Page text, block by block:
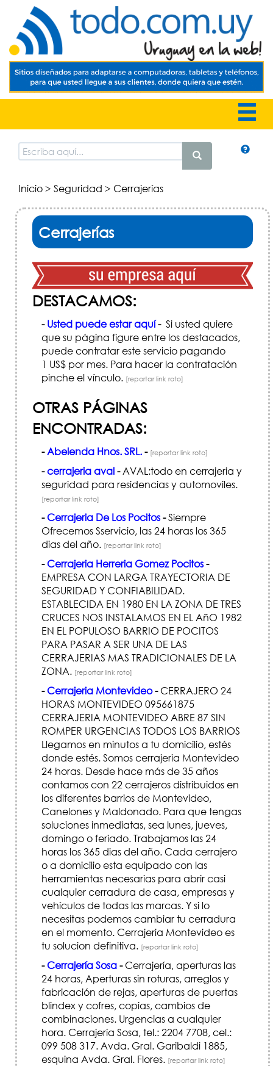
Inicio> Seguridad > Cerrajerías
Cerrajerías
DESTACAMOS:
- Usted puede estar aquí-Si usted quiere
que su página figure entre los destacados,
puede contratar este servicio pagando
1 US$ por mes. Para hacer la contratación
pinche el vínculo. [reportar link roto]
OTRAS PÁGINAS
ENCONTRADAS:
-Abelenda Hnos. SRL.- [reportar link roto]
-cerrajeria aval-AVAL:todo en cerrajeria y
seguridad para residencias y automoviles.
[reportar link roto]
-Cerrajeria De Los Pocitos-Siempre
Ofrecemos Sservicio, las 24 horas los 365
dias del año. [reportar link roto]
-Cerrajeria Herreria Gomez Pocitos-
EMPRESA CON LARGA TRAYECTORIA DE
SEGURIDAD Y CONFIABILIDAD.
ESTABLECIDA EN 1980 EN LA ZONA DE TRES
CRUCES NOS INSTALAMOS EN EL AñO 1982
EN EL POPULOSO BARRIO DE POCITOS
PARA PASAR A SER UNA DE LAS
CERRAJERIAS MAS TRADICIONALES DE LA
ZONA. [reportar link roto]
-Cerrajeria Montevideo-CERRAJERO 24
HORAS MONTEVIDEO 095661875
CERRAJERIA MONTEVIDEO ABRE 87 SIN
ROMPER URGENCIAS TODOS LOS BARRIOS
Llegamos en minutos a tu domicilio, estés
donde estés. Somos cerrajeria Montevideo
24 horas. Desde hace más de 35 años
contamos con 22 cerrajeros distribuidos en
los diferentes barrios de Montevideo,
Canelones y Maldonado. Para que tengas
soluciones inmediatas, sea lunes, jueves,
domingo o feriado. Trabajamos las 24
horas los 365 dias del año. Cada cerrajero
o a domicilio esta equipado con las
herramientas necesarias para abrir casi
cualquier cerradura de casa, empresas y
vehículos de todas las marcas. Y si lo
necesitas podemos cambiar tu cerradura
en el momento. Cerrajeria Montevideo es
tu solucion definitiva. [reportar link roto]
-Cerrajería Sosa-Cerrajería, aperturas las
24 horas, Aperturas sin roturas, arreglos y
fabricación de rejas, aperturas de puertas
blindex y cofres, copias, cambios de
combinaciones. Urgencias a cualquier
hora. Cerrajería Sosa, tel.: 2204 7708, cel.:
099 508 317. Avda. Gral. Garibaldi 1885,
esquina Avda. Gral. Flores. [reportar link roto]